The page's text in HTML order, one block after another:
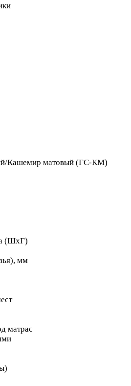
Кашемир матовый (ГС-КМ)
(ШхГ)
мм
матрас